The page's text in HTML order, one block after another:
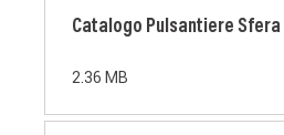
Catalogo Pulsantiere Sfera
2.36 MB